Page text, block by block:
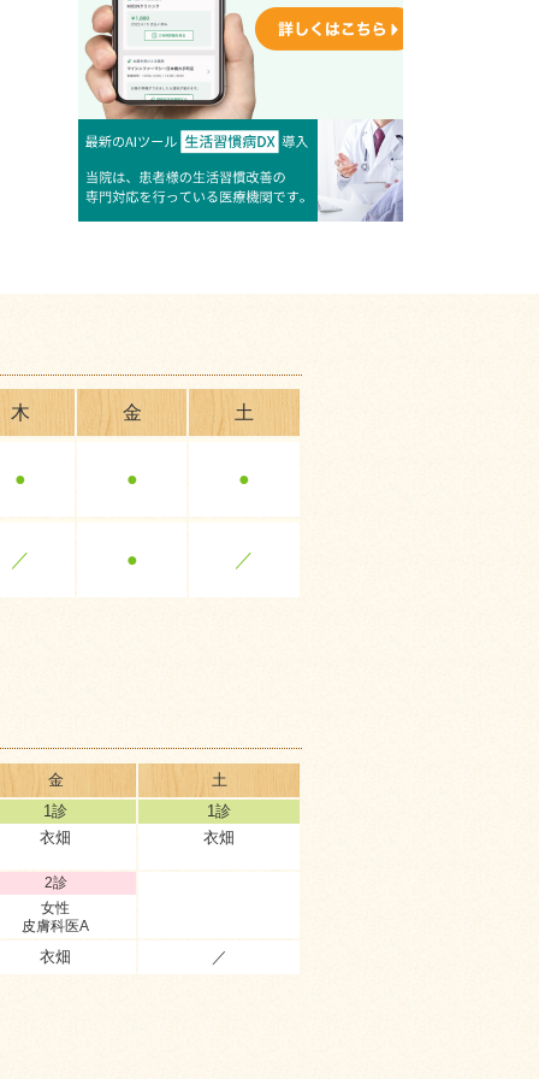
木 金 土
● ● ●
／ ● ／
金
土
1診
衣畑
1診
衣畑
2診
女性
皮膚科医A
衣畑 ／